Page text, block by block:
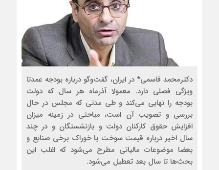
دکترمحمد قاسمی* در ایران، گفت‌وگو درباره بودجه عمدتا
ویژگی فصلی دارد. معمولا آذرماه هر سال که دولت
بودجه را نهایی می‌کند و طی مدتی که مجلس در حال
بررسی و تصویب آن است، مباحثی در زمینه میزان
افزایش حقوق کارکنان دولت و بازنشستگان و در چند
سال اخیر درباره قیمت سوخت یا خوراک برخی صنایع و
بعضا موضوعات مالیاتی مطرح می‌شود که اغلب این
بحث‌ها تا سال بعد تعطیل می‌شود.